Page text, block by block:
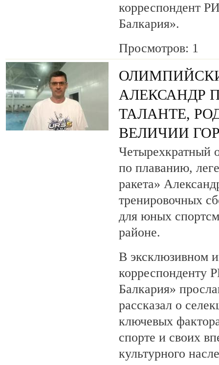
корреспондент
Балкария».
Просмотров: 1
АЛЕКСАНДР
ТАЛАНТЕ,
ВЕЛИЧИИ
Четырехкратный
по плаванию,
ракета»
тренировочных
для юных
районе.
В эксклюзивном
корреспонденту
Балкария»
рассказал о
ключевых
спорте и своих
культурного